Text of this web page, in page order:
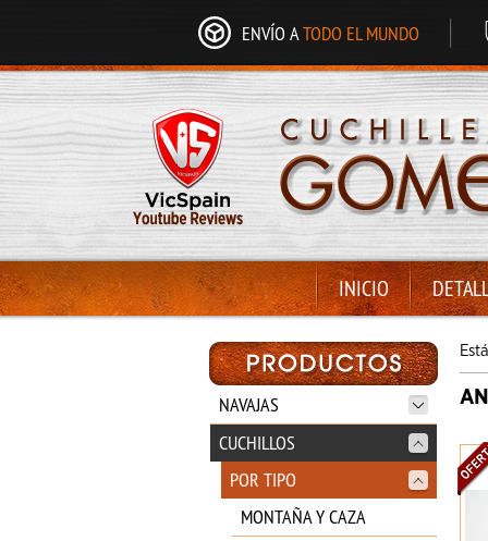
ENVÍO ATODO EL MUNDO
INICIO
NAVAJAS
CUCHILLOS
POR TIPO
MONTAÑA Y CAZA